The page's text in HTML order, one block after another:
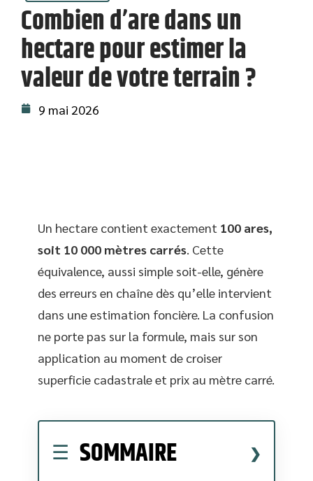
Combien d’are dans un
hectare pour estimer la
valeur de votre terrain ?
9 mai 2026
Un hectare contient exactement 100 ares,
soit 10 000 mètres carrés. Cette
équivalence, aussi simple soit-elle, génère
des erreurs en chaîne dès qu’elle intervient
dans une estimation foncière. La confusion
ne porte pas sur la formule, mais sur son
application au moment de croiser
superficie cadastrale et prix au mètre carré.
SOMMAIRE